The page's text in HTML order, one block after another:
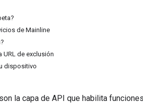
de Mainline
URL de exclusión
dispositivo
la capa de API que habilita